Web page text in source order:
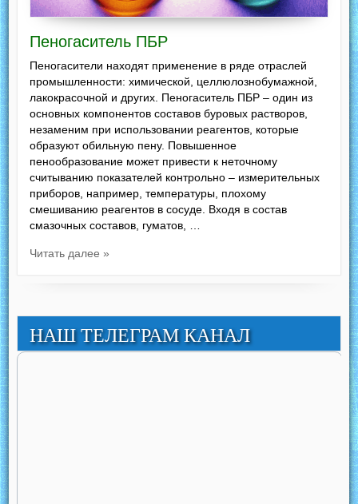
Пеногаситель ПБР
Пеногасители находят применение в ряде отраслей
промышленности: химической, целлюлознобумажной,
лакокрасочной и других. Пеногаситель ПБР – один из
основных компонентов составов буровых растворов,
незаменим при использовании реагентов, которые
образуют обильную пену. Повышенное
пенообразование может привести к неточному
считыванию показателей контрольно – измерительных
приборов, например, температуры, плохому
смешиванию реагентов в сосуде. Входя в состав
смазочных составов, гуматов, …
Читать далее »
НАШ ТЕЛЕГРАМ КАНАЛ